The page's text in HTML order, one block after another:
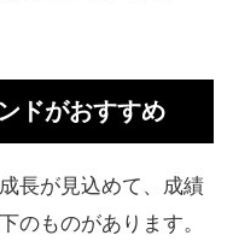
ドがおすすめ
長が見込めて、成績
のものがあります。